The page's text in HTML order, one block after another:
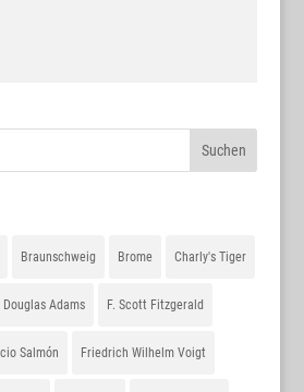
Braunschweig Brome Charly's Tiger
Douglas Adams F. Scott Fitzgerald
Salmón Friedrich Wilhelm Voigt